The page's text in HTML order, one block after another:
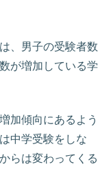
、男子の受験者数
が増加している学
加傾向にあるよう
中学受験をしな
らは変わってくる